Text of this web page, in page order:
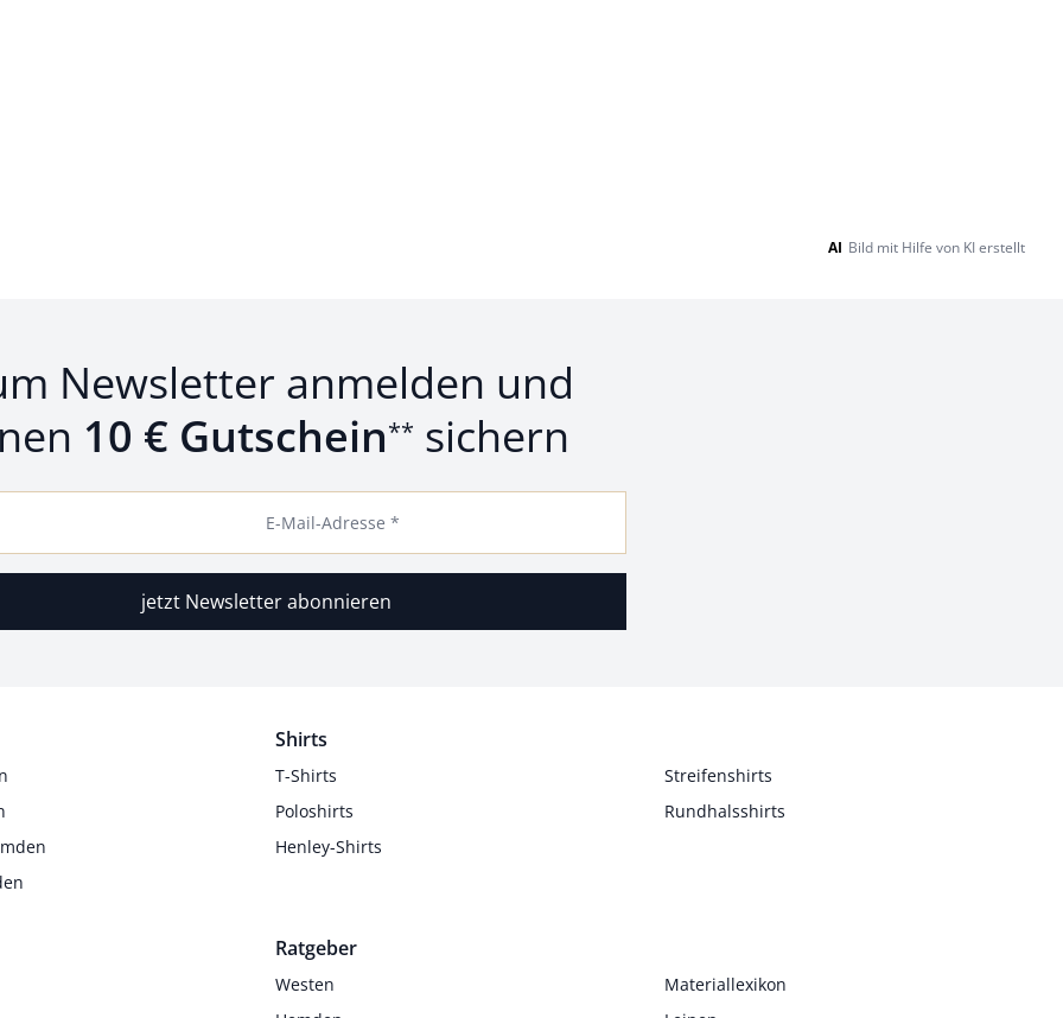
AI Bild mit Hilfe von KI erstellt
Newsletter anmelden und
10 € Gutschein** sichern
E-Mail-Adresse *
jetzt Newsletter abonnieren
Shirts
T-Shirts
Streifenshirts
Poloshirts
Rundhalsshirts
Henley-Shirts
Ratgeber
Westen
Materiallexikon